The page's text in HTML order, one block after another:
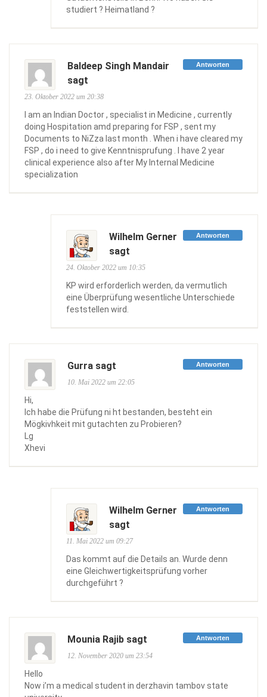
studiert ? Heimatland ?
Antworten
Baldeep Singh Mandair
sagt
23. Oktober 2022 um 20:38
I am an Indian Doctor , specialist in Medicine , currently
doing Hospitation amd preparing for FSP , sent my
Documents to NiZza last month . When i have cleared my
FSP , do i need to give Kenntnisprufung . I have 2 year
clinical experience also after My Internal Medicine
specialization
Antworten
Wilhelm Gerner
sagt
24. Oktober 2022 um 10:35
KP wird erforderlich werden, da vermutlich
eine Überprüfung wesentliche Unterschiede
feststellen wird.
Antworten
Gurra sagt
10. Mai 2022 um 22:05
Hi,
Ich habe die Prüfung ni ht bestanden, besteht ein
Mögkivhkeit mit gutachten zu Probieren?
Lg
Xhevi
Antworten
Wilhelm Gerner
sagt
11. Mai 2022 um 09:27
Das kommt auf die Details an. Wurde denn
eine Gleichwertigkeitsprüfung vorher
durchgeführt ?
Antworten
Mounia Rajib sagt
12. November 2020 um 23:54
Hello
Now i’m a medical student in derzhavin tambov state